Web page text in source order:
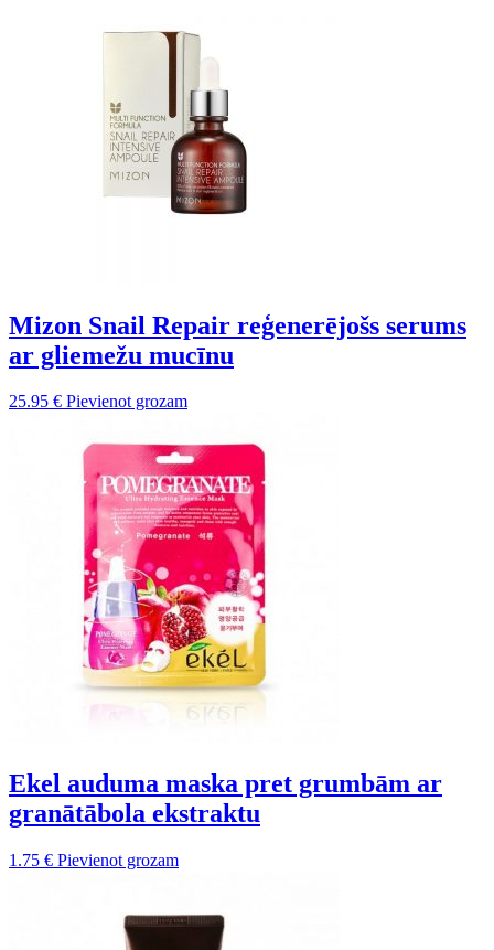
Mizon Snail Repair reģenerējošs serums
ar gliemežu mucīnu
25.95 € Pievienot grozam
Ekel auduma maska pret grumbām ar
granātābola ekstraktu
1.75 € Pievienot grozam